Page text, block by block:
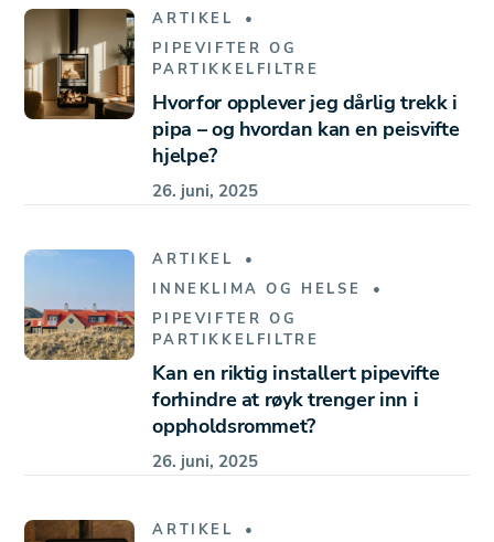
ARTIKEL
PIPEVIFTER OG
PARTIKKELFILTRE
Hvorfor opplever jeg dårlig trekk i
pipa – og hvordan kan en peisvifte
hjelpe?
26. juni, 2025
ARTIKEL
INNEKLIMA OG HELSE
PIPEVIFTER OG
PARTIKKELFILTRE
Kan en riktig installert pipevifte
forhindre at røyk trenger inn i
oppholdsrommet?
26. juni, 2025
ARTIKEL